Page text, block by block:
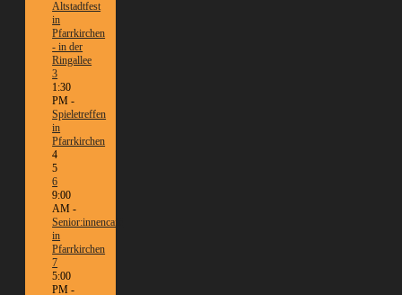
Altstadtfest
in
Pfarrkirchen
- in der
Ringallee
3
1:30
PM -
Spieletreffen
in
Pfarrkirchen
4
5
6
9:00
AM -
Senior:innencafé
in
Pfarrkirchen
7
5:00
PM -